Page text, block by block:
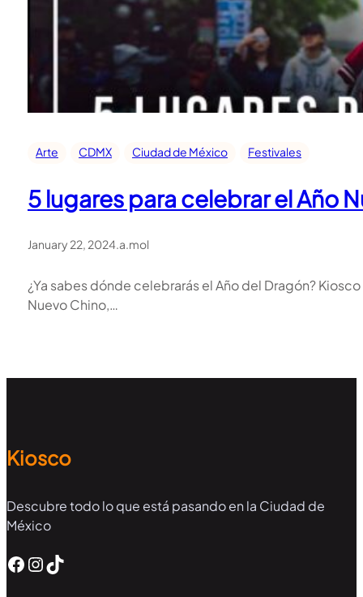
Arte CDMX Ciudad de México Festivales
5 lugares para celebrar el Año
January 22, 2024.a.mol
¿Ya sabes dónde celebrarás el Año del Dragón?
Nuevo Chino,…
Kiosco
Descubre todo lo que está pasando en la Ciudad de
México
Facebook InstagramTikTok